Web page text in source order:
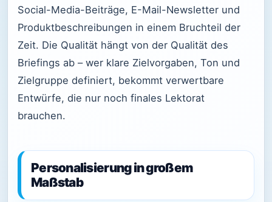
Social-Media-Beiträge, E-Mail-Newsletter und
Produktbeschreibungen in einem Bruchteil der
Zeit. Die Qualität hängt von der Qualität des
Briefings ab – wer klare Zielvorgaben, Ton und
Zielgruppe definiert, bekommt verwertbare
Entwürfe, die nur noch finales Lektorat
brauchen.
Personalisierung in großem
Maßstab